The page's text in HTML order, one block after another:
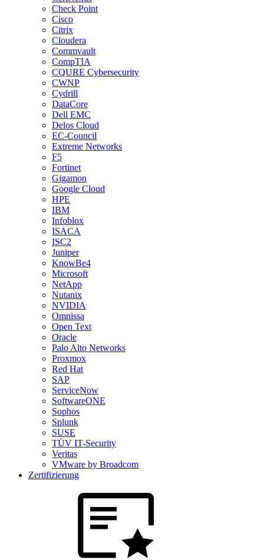
Check Point
Cisco
Citrix
Cloudera
Commvault
CompTIA
CQURE Cybersecurity
CWNP
Cydrill
DataCore
Dell EMC
Delos Cloud
EC-Council
Extreme Networks
F5
Fortinet
Gigamon
Google Cloud
HPE
IBM
Infoblox
ISACA
ISC2
Juniper
KnowBe4
Microsoft
NetApp
Nutanix
NVIDIA
Omnissa
Open Text
Oracle
Palo Alto Networks
Proxmox
Red Hat
SAP
ServiceNow
SoftwareONE
Sophos
Splunk
SUSE
TÜV IT-Security
Veritas
VMware by Broadcom
Zertifizierung